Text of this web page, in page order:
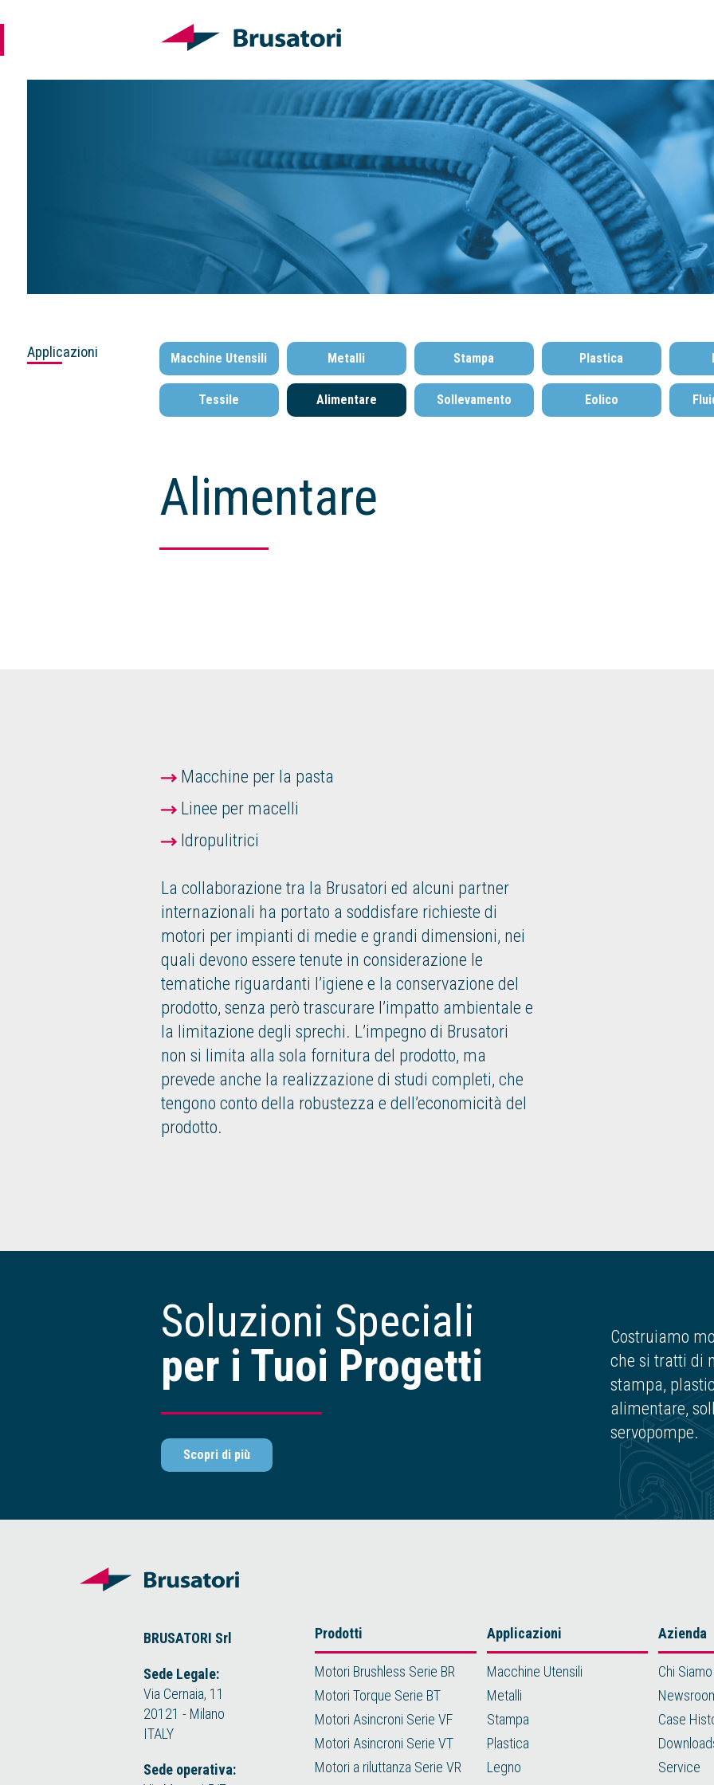
Applicazioni Macchine Utensili Metalli Stampa Plastica
Tessile Alimentare Sollevamento Eolico
Alimentare
Macchine per la pasta
Linee per macelli
Idropulitrici
La collaborazione tra la Brusatori ed alcuni partner
internazionali ha portato a soddisfare richieste di
motori per impianti di medie e grandi dimensioni, nei
quali devono essere tenute in considerazione le
tematiche riguardanti l’igiene e la conservazione del
prodotto, senza però trascurare l’impatto ambientale e
la limitazione degli sprechi. L’impegno di Brusatori
non si limita alla sola fornitura del prodotto, ma
prevede anche la realizzazione di studi completi, che
tengono conto della robustezza e dell’economicità del
prodotto.
Soluzioni Speciali
per i Tuoi Progetti
Scopri di più
Costruiamo
che si tratti di
stampa,
alimentare,
servopompe.
BRUSATORI Srl
Sede Legale:
Via Cernaia, 11
20121 - Milano
ITALY
Sede operativa:
Prodotti
Motori Brushless Serie BR
Motori Torque Serie BT
Motori Asincroni Serie VF
Motori Asincroni Serie VT
Motori a riluttanza Serie VR
Applicazioni
Macchine Utensili
Metalli
Stampa
Plastica
Legno
Azienda
Chi Siamo
Case
Service